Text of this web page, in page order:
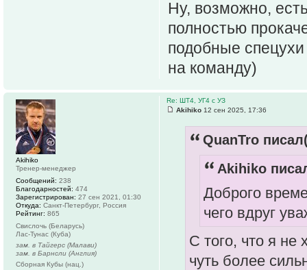
Ну, возможно,
полностью
подобные
на команду)
Re: ШТ4, УГ4 с УЗ
Akihiko 12 сен 2025, 17:36
QuanTro
Akihiko
Доброго
чего вдруг
С того, что я не
чуть более
Akihiko
Тренер-менеджер
Сообщений: 238
Благодарностей: 474
Зарегистрирован: 27 сен 2021, 01:30
Откуда: Санкт-Петербург, Россия
Рейтинг: 865
Свислочь (Беларусь)
Лас-Тунас (Куба)
зам. в Тайгерс (Малави)
зам. в Барнсли (Англия)
Сборная Кубы (нац.)